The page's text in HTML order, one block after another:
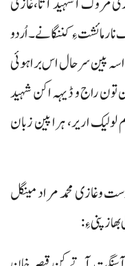
نا رمائشت ءِ کننگانے۔ اُردو
اسہ پین سرحال اس براہوئی
تون راج و ڈیہہ اکن شہید
اریر، ہرا پین زبان
وغازی محمد مراد مینگل
پنی ءِ: